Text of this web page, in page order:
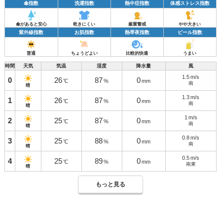
傘指数 洗濯指数 熱中症指数 体感ストレス指数
傘があると安心 乾きにくい 厳重警戒 やや大きい
紫外線指数 お肌指数 熱帯夜指数 ビール指数
普通 ちょうどよい 比較的快適 うまい
時間 天気 気温 湿度 降水量 風
0
晴
26 ℃ 87 % 0 mm
1.5 m/s
南
1
晴
26 ℃ 87 % 0 mm
1.3 m/s
南
2
晴
25 ℃ 87 % 0 mm
1 m/s
南
3
晴
25 ℃ 88 % 0 mm
0.8 m/s
南
4
晴
25 ℃ 89 % 0 mm
0.5 m/s
南東
もっと見る